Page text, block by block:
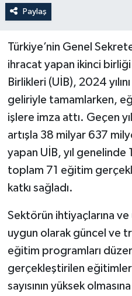
Paylaş
Türkiye’nin Genel
ihracat yapan ikinci
Birlikleri (UİB), 2024
geliriyle tamamlarken,
işlere imza attı. Geçen
artışla 38 milyar 637
yapan UİB, yıl genelinde
toplam 71 eğitim
katkı sağladı.
Sektörün ihtiyaçlarına
uygun olarak güncel ve
eğitim programları
gerçekleştirilen
sayısının yüksek